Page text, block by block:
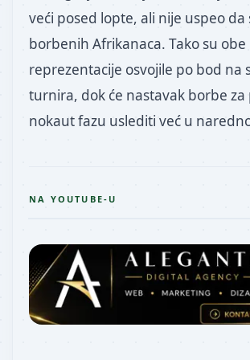
veći posed lopte, ali nije uspeo
borbenih Afrikanaca. Tako su obe
reprezentacije osvojile po bod na
turnira, dok će nastavak borbe za
nokaut fazu uslediti već u
NA YOUTUBE-U